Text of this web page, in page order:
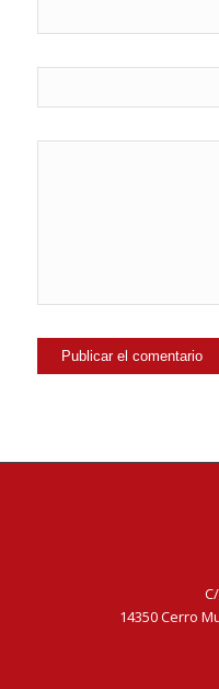
14350 Cerro